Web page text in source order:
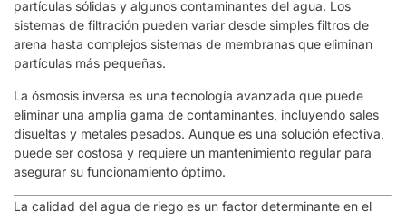
partículas sólidas y algunos contaminantes del agua. Los
sistemas de filtración pueden variar desde simples filtros de
arena hasta complejos sistemas de membranas que eliminan
partículas más pequeñas.
La ósmosis inversa es una tecnología avanzada que puede
eliminar una amplia gama de contaminantes, incluyendo sales
disueltas y metales pesados. Aunque es una solución efectiva,
puede ser costosa y requiere un mantenimiento regular para
asegurar su funcionamiento óptimo.
La calidad del agua de riego es un factor determinante en el